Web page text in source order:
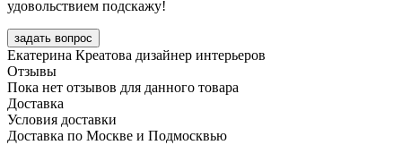
удовольствием подскажу!
задать вопрос
Екатерина Креатова дизайнер интерьеров
Отзывы
Пока нет отзывов для данного товара
Доставка
Условия доставки
Доставка по Москве и Подмосквью